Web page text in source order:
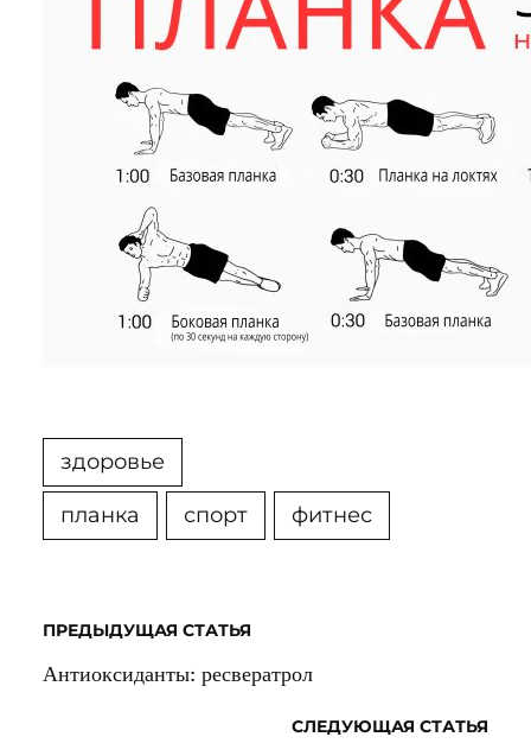
здоровье
планка спорт фитнес
ПРЕДЫДУЩАЯ СТАТЬЯ
Антиоксиданты: ресвератрол
СЛЕДУЮЩАЯ СТАТЬЯ